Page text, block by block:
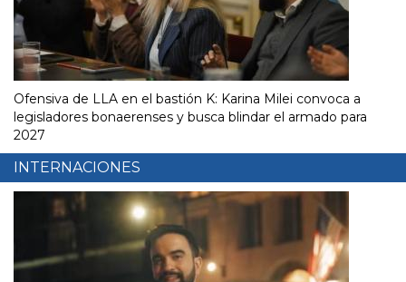
Ofensiva de LLA en el bastión K: Karina Milei convoca a
legisladores bonaerenses y busca blindar el armado para
2027
INTERNACIONES